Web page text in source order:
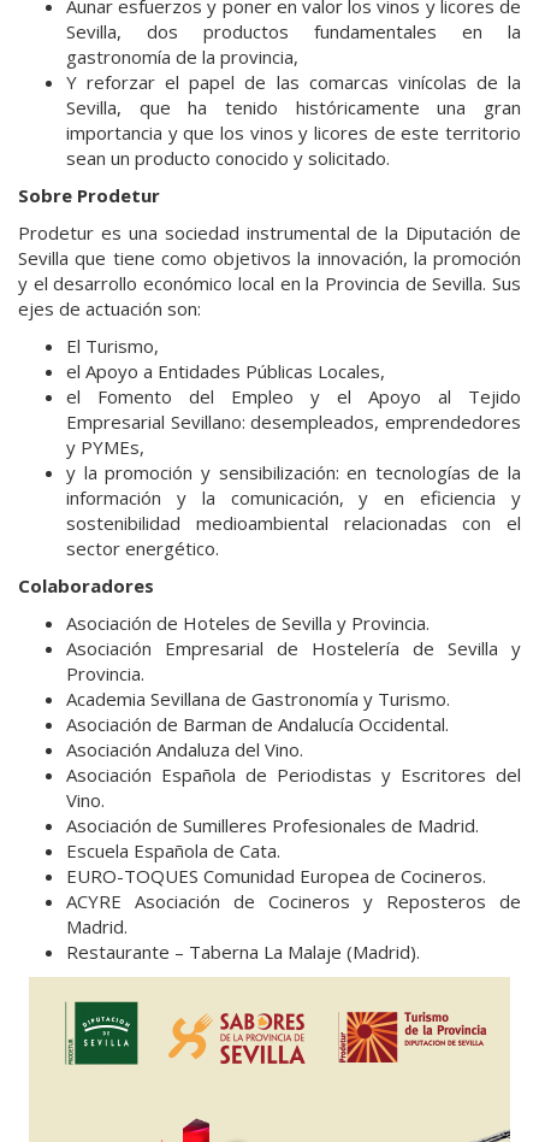
Aunar esfuerzos y poner en valor los vinos y licores de
Sevilla, dos productos fundamentales en la
gastronomía de la provincia,
Y reforzar el papel de las comarcas vinícolas de la
Sevilla, que ha tenido históricamente una gran
importancia y que los vinos y licores de este territorio
sean un producto conocido y solicitado.
Sobre Prodetur
Prodetur es una sociedad instrumental de la Diputación de
Sevilla que tiene como objetivos la innovación, la promoción
y el desarrollo económico local en la Provincia de Sevilla. Sus
ejes de actuación son:
El Turismo,
el Apoyo a Entidades Públicas Locales,
el Fomento del Empleo y el Apoyo al Tejido
Empresarial Sevillano: desempleados, emprendedores
y PYMEs,
y la promoción y sensibilización: en tecnologías de la
información y la comunicación, y en eficiencia y
sostenibilidad medioambiental relacionadas con el
sector energético.
Colaboradores
Asociación de Hoteles de Sevilla y Provincia.
Asociación Empresarial de Hostelería de Sevilla y
Provincia.
Academia Sevillana de Gastronomía y Turismo.
Asociación de Barman de Andalucía Occidental.
Asociación Andaluza del Vino.
Asociación Española de Periodistas y Escritores del
Vino.
Asociación de Sumilleres Profesionales de Madrid.
Escuela Española de Cata.
EURO-TOQUES Comunidad Europea de Cocineros.
ACYRE Asociación de Cocineros y Reposteros de
Madrid.
Restaurante – Taberna La Malaje (Madrid).